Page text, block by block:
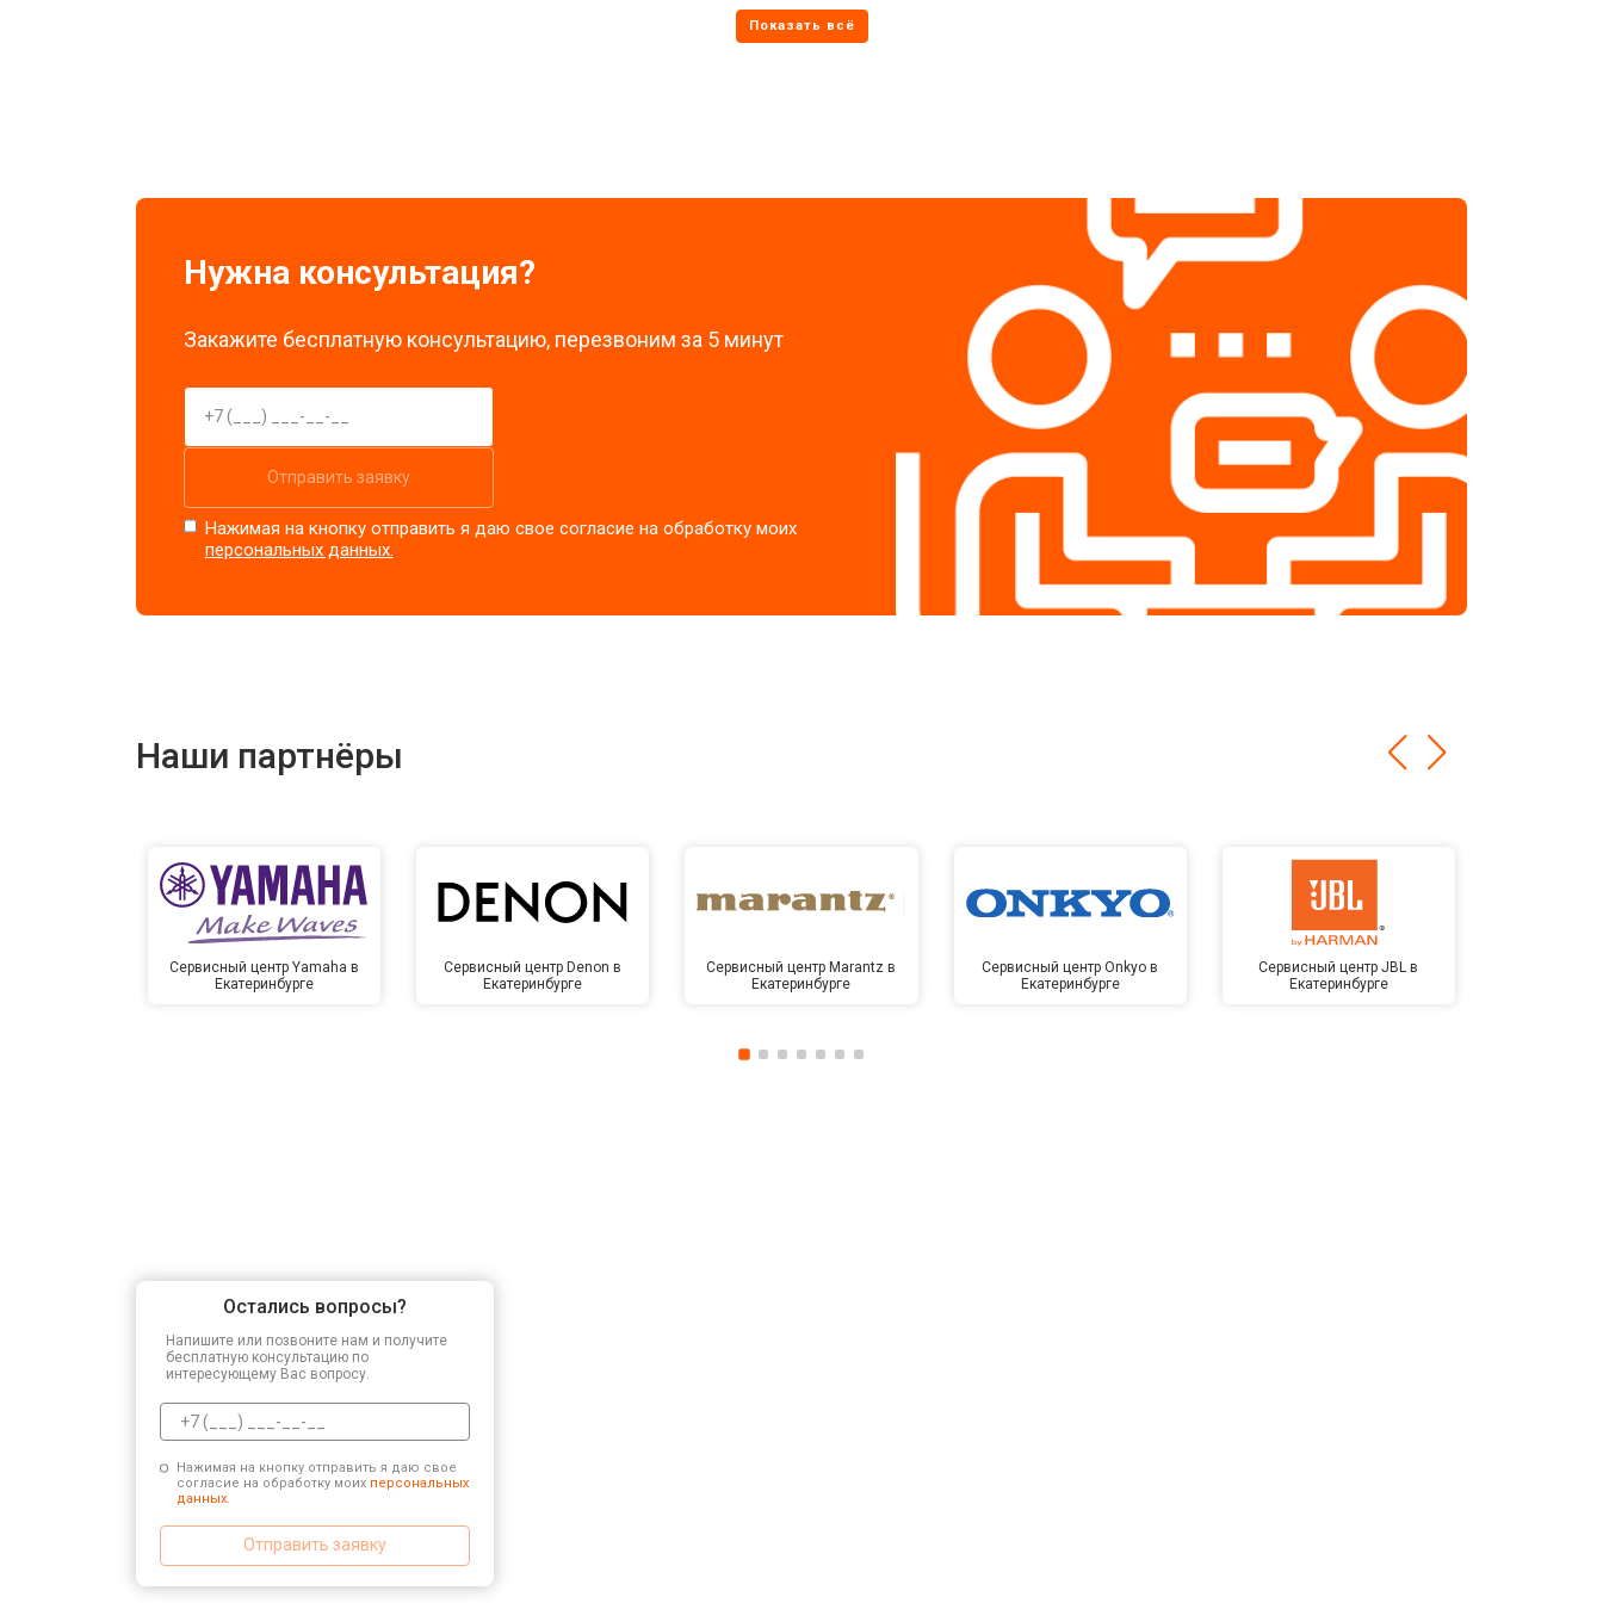
от 70 мин
Нужна консультация?
Закажите бесплатную консультацию, перезвоним за 5 минут
Отправить заявку
Нажимая на кнопку отправить я даю свое согласие на обработку моих
персональных данных.
Наши партнёры
Сервисный центр Yamaha в
Екатеринбурге
Сервисный центр Denon в
Екатеринбурге
Сервисный центр Marantz в
Екатеринбурге
Сервисный центр Onkyo в
Екатеринбурге
Сервисный центр JBL в
Екатеринбурге
Остались вопросы?
Напишите или позвоните нам и получите
бесплатную консультацию по
интересующему Вас вопросу.
Нажимая на кнопку отправить я даю свое
согласие на обработку моих персональных
данных.
Отправить заявку